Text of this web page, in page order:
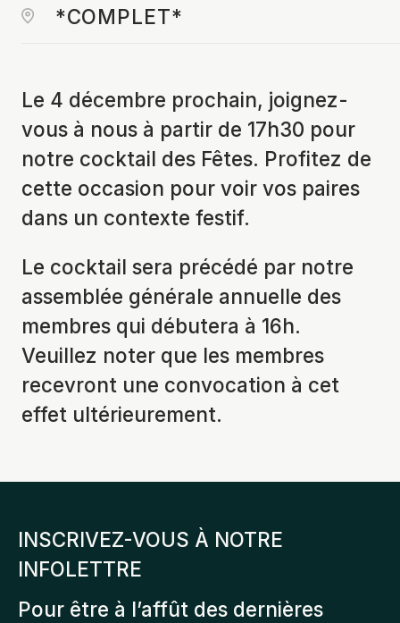
*COMPLET*
Le 4 décembre prochain, joignez-
vous à nous à partir de 17h30 pour
notre cocktail des Fêtes. Profitez de
cette occasion pour voir vos paires
dans un contexte festif.
Le cocktail sera précédé par notre
assemblée générale annuelle des
membres qui débutera à 16h.
Veuillez noter que les membres
recevront une convocation à cet
effet ultérieurement.
INSCRIVEZ-VOUS À NOTRE
INFOLETTRE
Pour être à l’affût des dernières